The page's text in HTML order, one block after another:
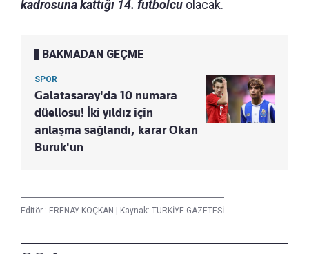
kadrosuna kattığı 14. futbolcu olacak.
BAKMADAN GEÇME
SPOR
Galatasaray'da 10 numara
düellosu! İki yıldız için
anlaşma sağlandı, karar Okan
Buruk'un
Editör : ERENAY KOÇKAN Kaynak: TÜRKİYE GAZETESİ